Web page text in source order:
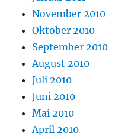
November 2010
Oktober 2010
September 2010
August 2010
Juli 2010
Juni 2010
Mai 2010
April 2010